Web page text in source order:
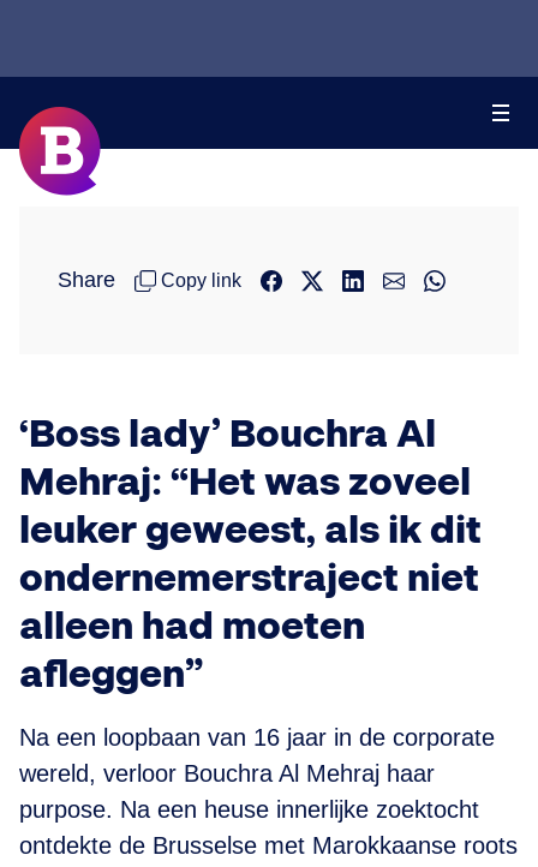
Share Copy link
‘Boss lady’ Bouchra Al
Mehraj: “Het was zoveel
leuker geweest, als ik dit
ondernemerstraject niet
alleen had moeten
afleggen”
Na een loopbaan van 16 jaar in de corporate
wereld, verloor Bouchra Al Mehraj haar
purpose. Na een heuse innerlijke zoektocht
ontdekte de Brusselse met Marokkaanse roots